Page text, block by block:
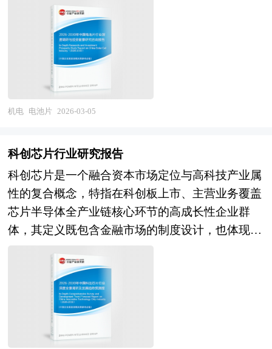
国及海外相关报刊杂志的基础信息以及智能仪器仪
表行业研究单位等公布和提供的大量资料。报告对
我国智能仪器仪表行业的供需状况、发展现状、子
行业发展变化等进行了分析，重点分析了国内外智
能仪器仪表行业的发展现状、如何面对行业的发展
挑战、行业的发展建议、行业竞争力，以及行业的
了参考建议和具体解决办法。报告对于智能仪器仪
表产品生产企业、经销商、行业管理部门以及拟进
入该行业的投资者具有重要的参考价值，对于研究
我国智能仪器仪表行业发展规律、提高企业的运营
效率、促进企业的发展壮大有学术和实践的双重意
从"产能扩张"向"质量效益"转型、从"跟随配
套"向"技术引领"升级的关键发展阶段。经过多年
发展，我国已形成全球最大的风电叶片制造产能，
在80米级以上大型叶片领域具备国际竞争力，部分
企业在碳纤维主梁、预埋叶根等结构创新及气动设
计优化方面取得突破，海上风电叶片及低风速叶片
等细分市场供给能力显著提升。展望"十五五"时
电爆发的双重战略机遇。技术演进维度，120米级
以上超大型叶片的设计制造、碳纤维大规模低成本
应用及气动-结构-材料一体化优化技术将成为竞争
焦点，推动叶片从"被动配套"向"主动定义机组性
能"角色跃迁；应用场景维度，随着深远海风电开
境的高可靠性叶片及抗台风型叶片需求将快速增
长，叶片防腐蚀、防雷击及智能监测技术要求更加
严苛；产业变革维度，叶片制造基地的智能化改
造、数字孪生技术在全生命周期管理中的应用及退
役叶片化学回收与纤维再生技术的突破，将重塑行
全球能源结构加速向低碳化转型，光伏产业已成为
实现“双碳”目标的关键支撑，电池片技术也正经历
从效率竞争向技术迭代的深刻变革。 近年来，传
统铝背场（BSF）电池逐步退出主流市场，以
PERC为代表的钝化发射极和背面接触技术大幅提
升转换效率，推动量产效率突破23%，成为过去五
逼近理论极限，N型电池技术正全面崛起，
高的转换效率、更低的温度系数和更强的双面发电
能力，成为新一轮技术竞赛的焦点。 在产业链层
面，中国已形成全球最完整的光伏制造体系，长三
角与珠三角集聚了从硅料、硅片到电池、组件的全
链条产能，龙头企业持续加码高效电池布局，推动
行业向一体化和智能化制造演进。但2025年以来，
受硅料与白银价格大幅波动影响，电池片单位成本
显著上升，叠加产能扩张过快导致阶段性过剩，行
业正面临洗牌与整合压力，企业通过签署自律协
机电 电池片 2026-03-05
科创芯片行业研究报告
科创芯片是一个融合资本市场定位与高科技产业属
性的复合概念，特指在科创板上市、主营业务覆盖
芯片半导体全产业链核心环节的高成长性企业群
体，其定义既包含金融市场的制度设计，也体现国
芯片并非一个独立的行业分类，而是基于科创板的
设立初衷所形成的特定概念板块。科创板自设立以
来，便以“硬科技”为核心定位，重点支持新一代信
息技术、高端装备、新材料等战略性新兴产业，而
半导体芯片作为信息技术产业的基石，自然成为科